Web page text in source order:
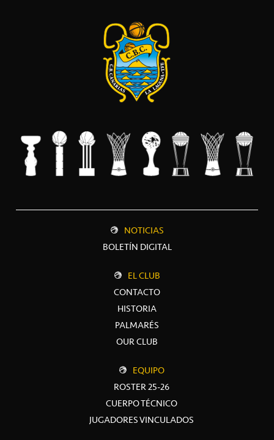
NOTICIAS
BOLETÍN DIGITAL
EL CLUB
CONTACTO
HISTORIA
PALMARÉS
OUR CLUB
EQUIPO
ROSTER 25-26
CUERPO TÉCNICO
JUGADORES VINCULADOS